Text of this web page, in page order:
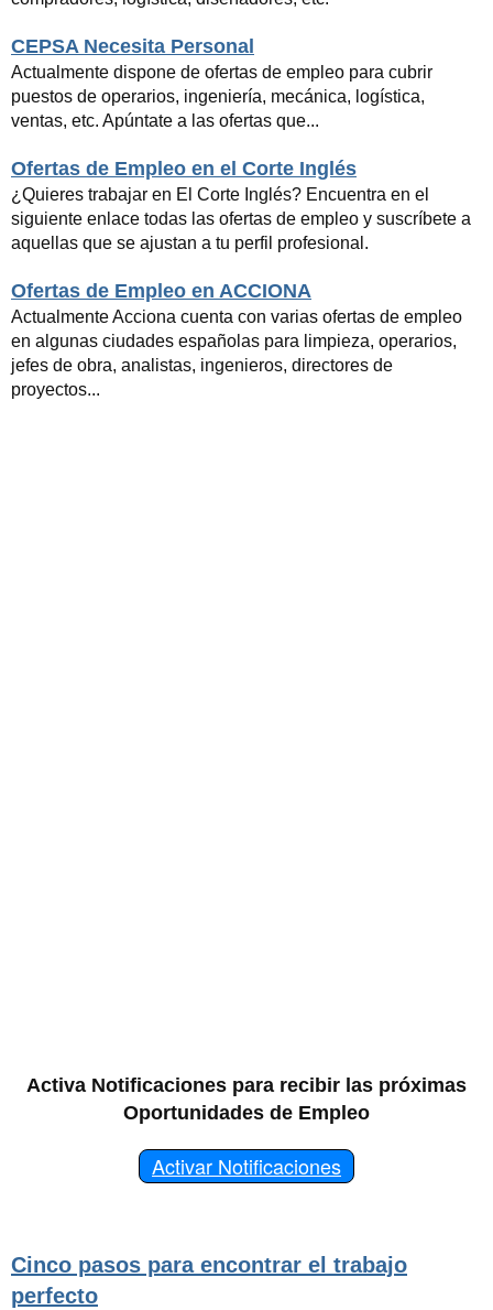
CEPSA Necesita Personal
Actualmente dispone de ofertas de empleo para cubrir
puestos de operarios, ingeniería, mecánica, logística,
ventas, etc. Apúntate a las ofertas que...
Ofertas de Empleo en el Corte Inglés
¿Quieres trabajar en El Corte Inglés? Encuentra en el
siguiente enlace todas las ofertas de empleo y suscríbete a
aquellas que se ajustan a tu perfil profesional.
Ofertas de Empleo en ACCIONA
Actualmente Acciona cuenta con varias ofertas de empleo
en algunas ciudades españolas para limpieza, operarios,
jefes de obra, analistas, ingenieros, directores de
proyectos...
Activa Notificaciones para recibir las próximas
Oportunidades de Empleo
Activar Notificaciones
Cinco pasos para encontrar el trabajo
perfecto